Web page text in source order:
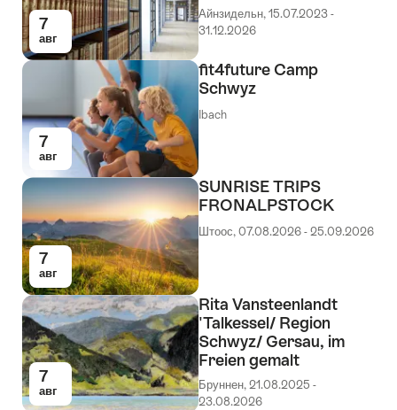
7
авг
Айнзидельн, 15.07.2023 -
31.12.2026
7
авг
fit4future Camp
Schwyz
Ibach
7
авг
SUNRISE TRIPS
FRONALPSTOCK
Штоос, 07.08.2026 - 25.09.2026
7
авг
Rita Vansteenlandt
'Talkessel/ Region
Schwyz/ Gersau, im
Freien gemalt
Бруннен, 21.08.2025 -
23.08.2026